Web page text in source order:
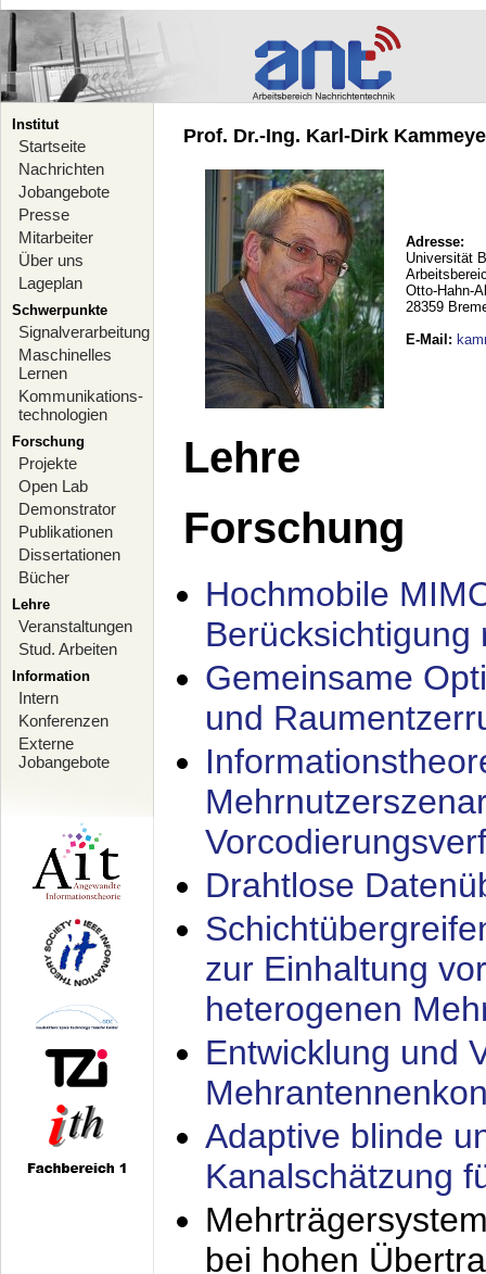
Institut
Startseite
Nachrichten
Jobangebote
Presse
Mitarbeiter
Über uns
Lageplan
Schwerpunkte
Signalverarbeitung
Maschinelles
Lernen
Kommunikations-
technologien
Forschung
Projekte
Open Lab
Demonstrator
Publikationen
Dissertationen
Bücher
Lehre
Veranstaltungen
Stud. Arbeiten
Information
Intern
Konferenzen
Externe
Jobangebote
Prof. Dr.-Ing. Karl-Dirk
Adresse:
Universität
Otto-Hahn-
28359
E-Mail :
Lehre
Forschung
Hochmobile
Berücksichtigung
Gemeinsame
und
Drahtlose
zur Einhaltung
heterogenen
Entwicklung und
Adaptive blinde
Kanalschätzung
bei hohen